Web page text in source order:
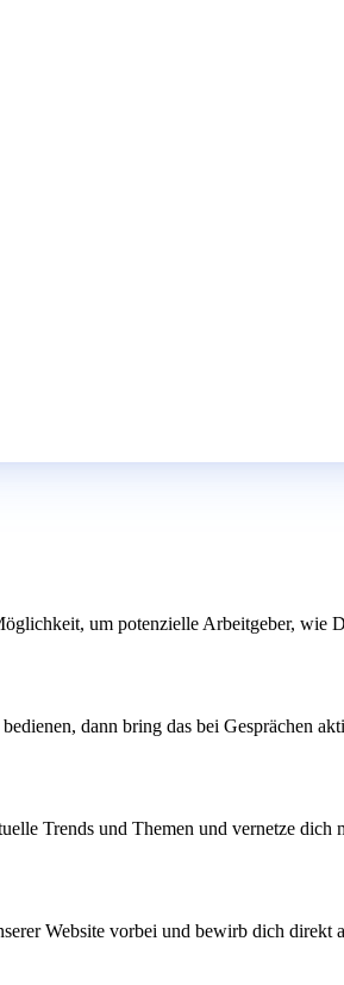
um potenzielle Arbeitgeber,
dann bring das bei
Trends und Themen und vernetze
Website vorbei und bewirb dich